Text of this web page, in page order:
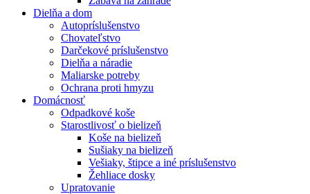
Dielňa a dom
Autopríslušenstvo
Chovateľstvo
Darčekové príslušenstvo
Dielňa a náradie
Maliarske potreby
Ochrana proti hmyzu
Domácnosť
Odpadkové koše
Starostlivosť o bielizeň
Koše na bielizeň
Sušiaky na bielizeň
Vešiaky, štipce a iné príslušenstvo
Žehliace dosky
Upratovanie